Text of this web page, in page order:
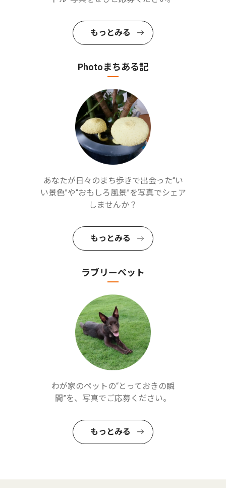
もっとみる
Photoまちある記
あなたが日々のまち歩きで出会った“い
い景色”や“おもしろ風景”を写真でシェア
しませんか？
もっとみる
ラブリーペット
わが家のペットの“とっておきの瞬
間”を、写真でご応募ください。
もっとみる